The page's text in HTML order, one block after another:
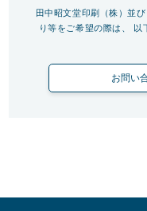
田中昭文堂印刷（株）並
り等をご希望の際は、
以
お問い